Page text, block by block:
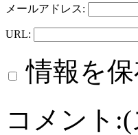
メールアドレス:
URL:
情報を
コメント